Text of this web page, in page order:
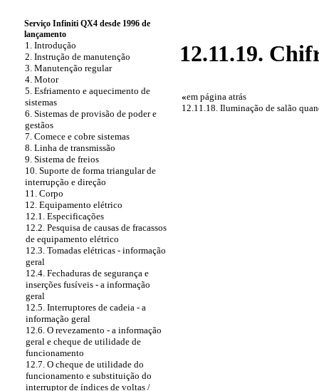
Serviço Infiniti QX4 desde 1996 de
lançamento
1. Introdução
2. Instrução de manutenção
3. Manutenção regular
4. Motor
5. Esfriamento e aquecimento de
sistemas
6. Sistemas de provisão de poder e
gestãos
7. Comece e cobre sistemas
8. Linha de transmissão
9. Sistema de freios
10. Suporte de forma triangular de
interrupção e direção
11. Corpo
12. Equipamento elétrico
12.1. Especificações
12.2. Pesquisa de causas de fracassos
de equipamento elétrico
12.3. Tomadas elétricas - informação
geral
12.4. Fechaduras de segurança e
inserções fusíveis - a informação
geral
12.5. Interruptores de cadeia - a
informação geral
12.6. O revezamento - a informação
geral e cheque de utilidade de
funcionamento
12.7. O cheque de utilidade do
funcionamento e substituição do
interruptor de índices de voltas /
12.11.19.
«em página atrás
12.11.18. Iluminação de salão